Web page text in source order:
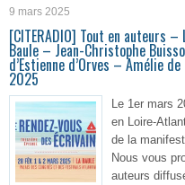
9 mars 2025
[CITERADIO] Tout en auteurs
Baule – Jean-Christophe
d’Estienne d’Orves – Amélie
2025
Le 1er mars
en Loire-
de la
Nous vous
auteurs